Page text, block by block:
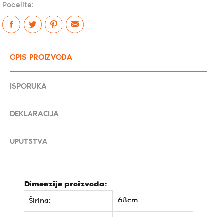
Podelite:
OPIS PROIZVODA
ISPORUKA
DEKLARACIJA
UPUTSTVA
Dimenzije proizvoda:
Širina:
68cm